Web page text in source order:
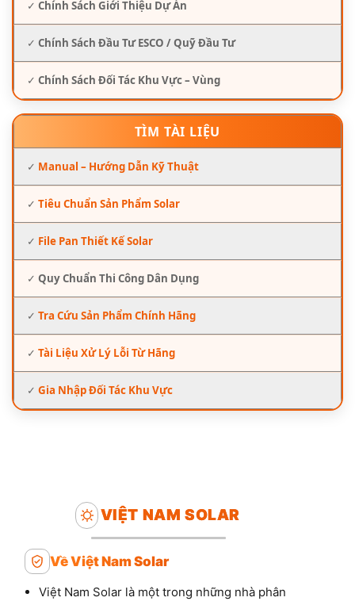
✓ Chính Sách Giới Thiệu Dự Án
✓ Chính Sách Đầu Tư ESCO / Quỹ Đầu Tư
✓ Chính Sách Đối Tác Khu Vực – Vùng
TÌM TÀI LIỆU
✓ Manual – Hướng Dẫn Kỹ Thuật
✓ Tiêu Chuẩn Sản Phẩm Solar
✓ File Pan Thiết Kế Solar
✓ Quy Chuẩn Thi Công Dân Dụng
✓ Tra Cứu Sản Phẩm Chính Hãng
✓ Tài Liệu Xử Lý Lỗi Từ Hãng
✓ Gia Nhập Đối Tác Khu Vực
VIỆT NAM SOLAR
Về Việt Nam Solar
Việt Nam Solar là một trong những nhà phân